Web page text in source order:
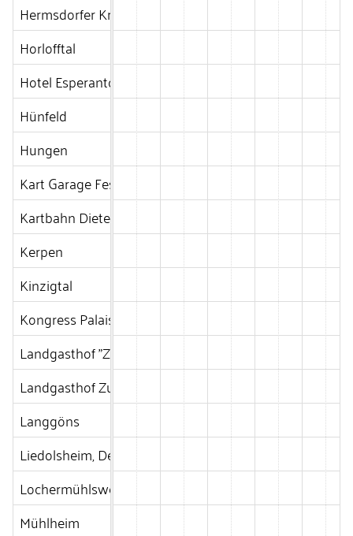
Hermsdorfer Kreuz
Horlofftal
Hotel Esperanto in Fulda
Hünfeld
Hungen
Kart Garage Festplatz Langgöns
Kartbahn Dietershausen
Kerpen
Kinzigtal
Kongress Palais in Kassel
Landgasthof "Zum Löwen"
Landgasthof Zum Gambrinus
Langgöns
Liedolsheim, Dettenheim
Lochermühlsweg 30, Langgöns
Mühlheim